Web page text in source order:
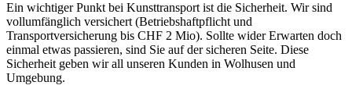
Ein wichtiger Punkt bei Kunsttransport ist die Sicherheit. Wir sind
vollumfänglich versichert (Betriebshaftpflicht und
Transportversicherung bis CHF 2 Mio). Sollte wider Erwarten doch
einmal etwas passieren, sind Sie auf der sicheren Seite. Diese
Sicherheit geben wir all unseren Kunden in Wolhusen und
Umgebung.